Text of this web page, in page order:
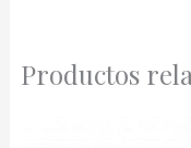
Productos